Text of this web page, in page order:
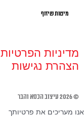
מיטות שיזוף
מדיניות הפרטיות
הצהרת נגישות
© 2026 עיצוב הכסא והבר
אנו מעריכים את פרטיותך